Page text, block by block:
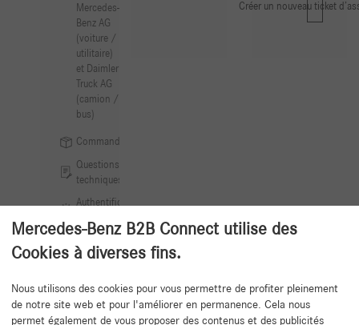
Mercedes-
Benz AG
(voiture /
utilitaire)
et Daimler
Truck AG
(camion /
bus)
Commandes
Questions
techniques
Authentification
Créer un nouveau ticket
Mercedes-Benz B2B Connect utilise des
Cookies à diverses fins.
Nous utilisons des cookies pour vous permettre de profiter pleinement
de notre site web et pour l'améliorer en permanence. Cela nous
permet également de vous proposer des contenus et des publicités
Retour au début